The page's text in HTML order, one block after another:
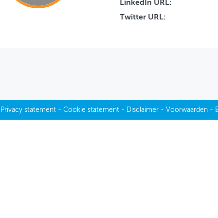
LinkedIn URL:
Twitter URL:
Privacy statement- Cookie statement- Disclaimer- Voorwaarden -